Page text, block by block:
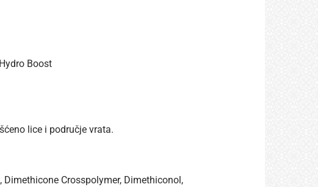
Boost
lice i područje vrata.
Dimethicone Crosspolymer, Dimethiconol,